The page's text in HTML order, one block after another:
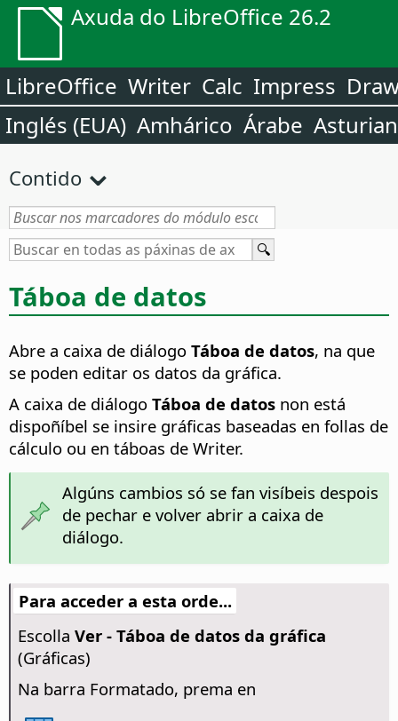
Axuda do LibreOffice 26.2
LibreOffice Writer Calc Impress
Inglés (EUA) Amhárico Árabe
Contido
Táboa de datos
Abre a caixa de diálogo Táboa de datos, na que
se poden editar os datos da gráfica.
A caixa de diálogo Táboa de datos non está
dispoñíbel se insire gráficas baseadas en follas de
cálculo ou en táboas de Writer.
Algúns cambios só se fan visíbeis despois
de pechar e volver abrir a caixa de
diálogo.
Para acceder a esta orde...
Escolla Ver - Táboa de datos da gráfica
(Gráficas)
Na barra Formatado, prema en